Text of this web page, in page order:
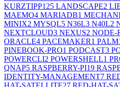
KURZTIPP125 LANDSCAPE2
MAEMO4 MARIADB1
MINIX2 MYSQL5 N36L3 N40L2
NEXTCLOUD3 NEXUS2 NODE-
ORACLE4 PACEMAKER1 PALM
PINEBOOK-PRO1 PODCAST3
POWERCLI2 POWERSHELL1
QNAP5 RASPBERRY-PI19
IDENTITY-MANAGEMENT7